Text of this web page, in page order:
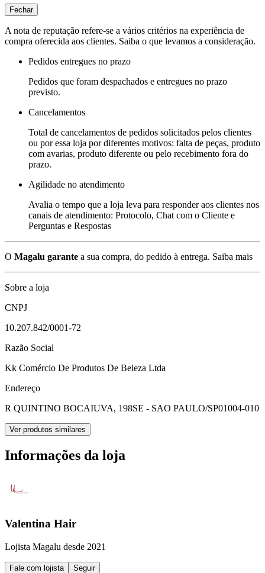
Fechar
A nota de reputação refere-se a vários critérios na experiência de
compra oferecida aos clientes. Saiba o que levamos a consideração.
Pedidos entregues no prazo
Pedidos que foram despachados e entregues no prazo
previsto.
Cancelamentos
Total de cancelamentos de pedidos solicitados pelos clientes
ou por essa loja por diferentes motivos: falta de peças, produto
com avarias, produto diferente ou pelo recebimento fora do
prazo.
Agilidade no atendimento
Avalia o tempo que a loja leva para responder aos clientes nos
canais de atendimento: Protocolo, Chat com o Cliente e
Perguntas e Respostas
O Magalu garante a sua compra, do pedido à entrega. Saiba mais
Sobre a loja
CNPJ
10.207.842/0001-72
Razão Social
Kk Comércio De Produtos De Beleza Ltda
Endereço
R QUINTINO BOCAIUVA, 198SE - SAO PAULO/SP01004-010
Ver produtos similares
Informações da loja
Valentina Hair
Lojista Magalu desde 2021
Fale com lojista Seguir